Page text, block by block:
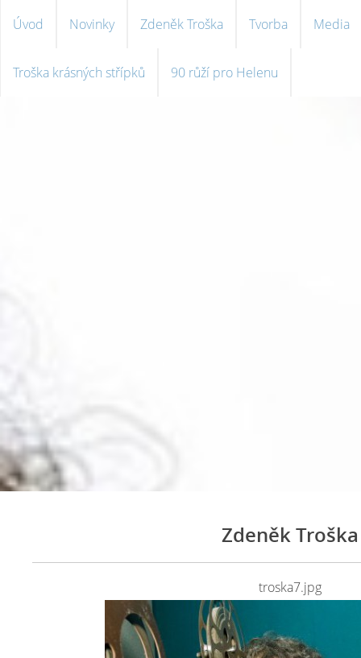
Úvod Novinky Zdeněk Troška Tvorba Media
Troška krásných střípků 90 růží pro Helenu
Zdeněk Troška
troska7.jpg